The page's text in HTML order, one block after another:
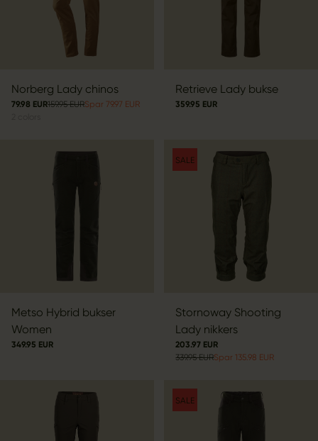
Norberg Lady chinos
79.98 EUR159.95 EURSpar 79.97 EUR
Retrieve Lady bukse
359.95 EUR
Metso Hybrid bukser
Women
349.95 EUR
SALE
Stornoway Shooting
Lady nikkers
203.97 EUR
339.95 EURSpar 135.98 EUR
SALE